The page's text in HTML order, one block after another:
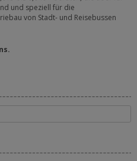
und speziell für die
von Stadt- und Reisebussen